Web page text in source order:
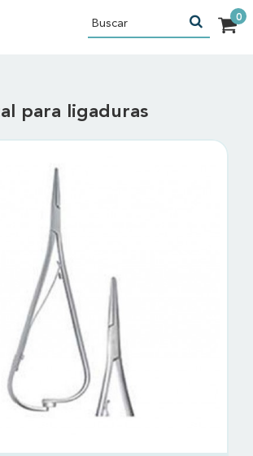
para ligaduras